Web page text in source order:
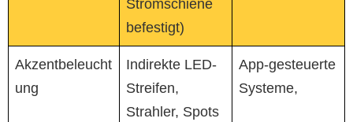
Stromschiene
befestigt)
Akzentbeleucht
ung
Indirekte LED-
Streifen,
Strahler, Spots
App-gesteuerte
Systeme,